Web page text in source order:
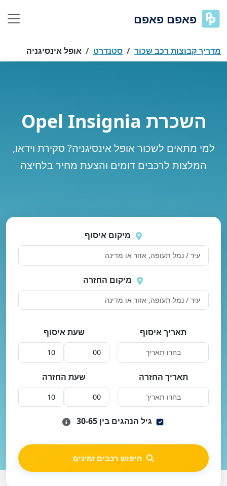
פאפם פאפם
מדריך קבוצות רכב שכור סטנדרט אופל אינסיגניה
השכרת Opel Insignia
למי מתאים לשכור אופל אינסיגניה? סקירת וידאו,
המלצות לרכבים דומים והצעת מחיר בלחיצה
שוב
מיקום איסוף
מיקום החזרה
תאריך איסוף שעת איסוף
תאריך החזרה שעת החזרה
גיל הנהגים בין 30-65
חיפוש רכבים זמינים